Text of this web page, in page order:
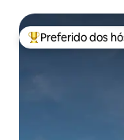
Entre os melhores
Preferido dos